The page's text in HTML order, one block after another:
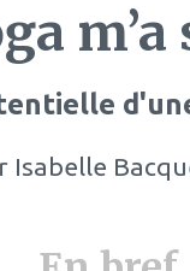
m’a
Isabelle